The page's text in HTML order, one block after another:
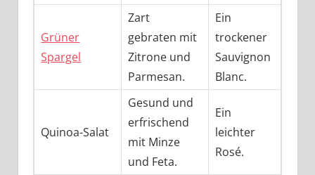
Grüner
Spargel
Zart
gebraten mit
Zitrone und
Parmesan.
Ein
trockener
Sauvignon
Blanc.
Quinoa-Salat
Gesund und
erfrischend
mit Minze
und Feta.
Ein
leichter
Rosé.